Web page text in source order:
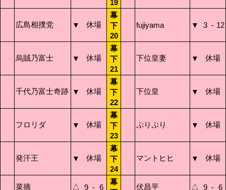
19
広島相撲党 ▼ 休場
幕
下
20
fujiyama ▼ 3 - 12
烏賊乃富士 ▼ 休場
幕
下
21
下位皇妻 ▼ 休場
千代乃富士奇跡 ▼ 休場
幕
下
22
下位皇 ▼ 休場
フロリダ ▼ 休場
幕
下
23
ぷりぷり ▼ 休場
発汗王 ▼ 休場
幕
下
24
マントヒヒ ▼ 休場
菜摘 △ 9 - 6
幕
伏昌平 △ 9 - 6